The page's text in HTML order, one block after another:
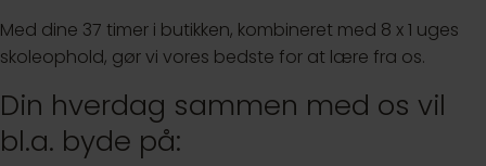
Med dine 37 timer i butikken, kombineret med 8 x 1 uges
skoleophold, gør vi vores bedste for at lære fra os.
Din hverdag sammen med os vil
bl.a. byde på: